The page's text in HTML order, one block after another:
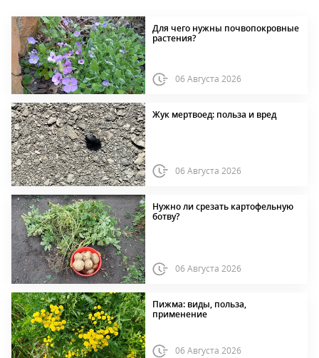
Для чего нужны почвопокровные
растения?
06 Августа 2026
Жук мертвоед: польза и вред
06 Августа 2026
Нужно ли срезать картофельную
ботву?
06 Августа 2026
Пижма: виды, польза,
применение
06 Августа 2026